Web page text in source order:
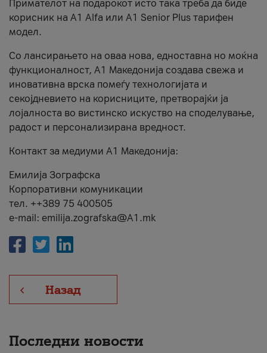
Примателот на подарокот исто така треба да биде
корисник на А1 Alfa или A1 Senior Plus тарифен
модел.
Со лансирањето на оваа нова, едноставна но моќна
функционалност, А1 Македонија создава свежа и
иновативна врска помеѓу технологијата и
секојдневието на корисниците, претворајќи ја
лојалноста во вистинско искуство на споделување,
радост и персонализирана вредност.
Контакт за медиуми А1 Македонија:
Емилија Зографска
Корпоративни комуникации
тел. ++389 75 400505
e-mail: emilija.zografska@A1.mk
Назад
Последни новости